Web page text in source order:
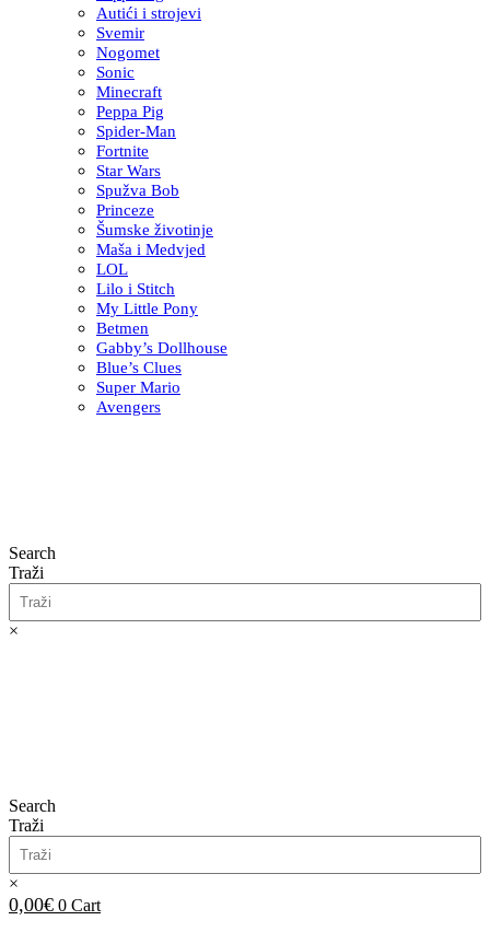
Autići i strojevi
Svemir
Nogomet
Sonic
Minecraft
Peppa Pig
Spider-Man
Fortnite
Star Wars
Spužva Bob
Princeze
Šumske životinje
Maša i Medvjed
LOL
Lilo i Stitch
My Little Pony
Betmen
Gabby’s Dollhouse
Blue’s Clues
Super Mario
Avengers
Search
Traži
×
Search
Traži
×
0,00€ 0 Cart